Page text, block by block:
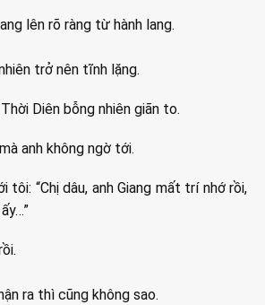
lên rõ ràng từ hành lang.
trở nên tĩnh lặng.
Diên bỗng nhiên giãn to.
anh không ngờ tới.
tôi: “Chị dâu, anh Giang mất trí nhớ rồi,
ra thì cũng không sao.